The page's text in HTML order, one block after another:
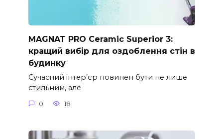
MAGNAT PRO Ceramic Superior 3:
кращий вибір для оздоблення стін в
будинку
Сучасний інтер’єр повинен бути не лише
стильним, але
0 18